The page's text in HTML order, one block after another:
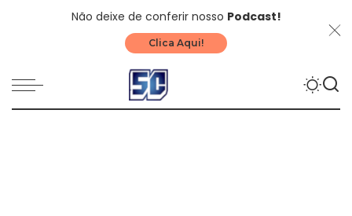
Não deixe de conferir nosso Podcast!
Clica Aqui!